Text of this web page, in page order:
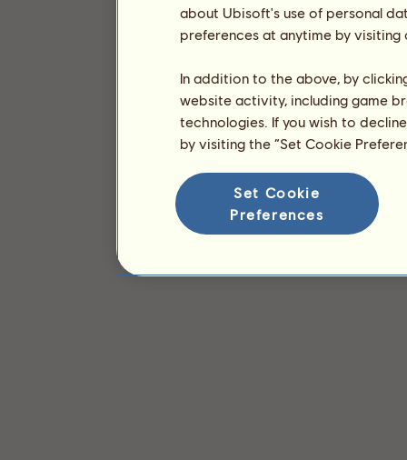
about Ubisoft's use of personal
preferences at anytime by
In addition to the above, by
website activity, including game
technologies. If you wish to
by visiting the “Set Cookie
Set Cookie
Preferences